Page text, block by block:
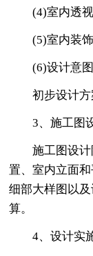
(4)室内透视
(5)室内装饰
(6)设计意图
初步设计方案
3、施工图
施工图设计
置、室内立面
细部大样图以
算。
4、设计实